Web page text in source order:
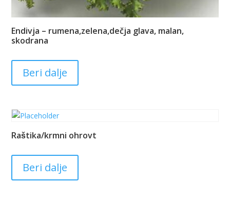
Endivja – rumena,zelena,dečja glava, malan,
skodrana
Beri dalje
Raštika/krmni ohrovt
Beri dalje